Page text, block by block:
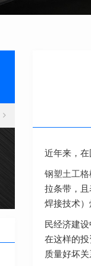
近年来，
钢塑土工格
拉条带，
焊接技术
民经济建
在这样的
质量好坏